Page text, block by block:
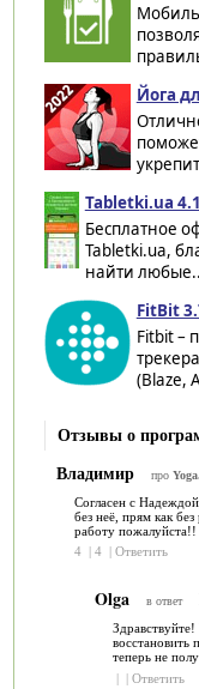
Йога
Tabletki.ua
Бесплатное
Tabletki.ua,
найти
FitBit
Fitbit –
(Blaze,
Отзывы о
Владимир
про
Согласен с
без неё, прям как
работу
4
4 Ответить
Olga в ответ
восстановить
теперь не
| | Ответить